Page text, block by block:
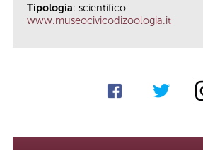
Tipologia: scientifico
www.museocivicodizoologia.it